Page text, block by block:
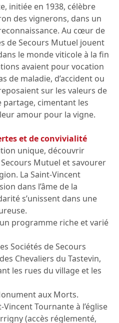
initiée en 1938, célèbre
des vignerons, dans un
Au cœur de
de Secours Mutuel jouent
le monde viticole à la fin
avaient pour vocation
de maladie, d’accident ou
sur les valeurs de
partage, cimentant les
amour pour la vigne.
et de convivialité
unique, découvrir
Mutuel et savourer
La Saint-Vincent
dans l’âme de la
s’unissent dans une
programme riche et varié
Sociétés de Secours
Chevaliers du Tastevin,
les rues du village et les
aux Morts.
Vincent Tournante à l’église
(accès réglementé,